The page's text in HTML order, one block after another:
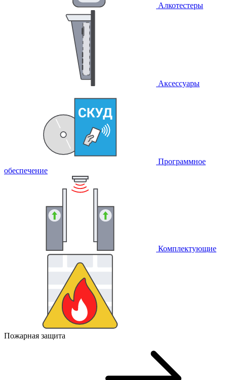
Алкотестеры
Аксессуары
Программное
обеспечение
Комплектующие
Пожарная защита